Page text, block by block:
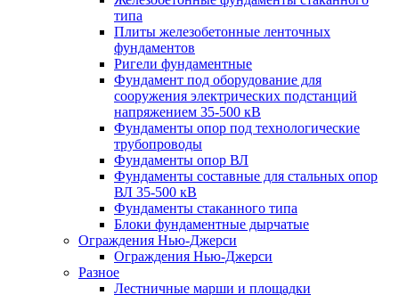
типа
Плиты железобетонные ленточных
фундаментов
Ригели фундаментные
Фундамент под оборудование для
сооружения электрических подстанций
напряжением 35-500 кВ
Фундаменты опор под технологические
трубопроводы
Фундаменты опор ВЛ
Фундаменты составные для стальных опор
ВЛ 35-500 кВ
Фундаменты стаканного типа
Блоки фундаментные дырчатые
Ограждения Нью-Джерси
Ограждения Нью-Джерси
Разное
Лестничные марши и площадки